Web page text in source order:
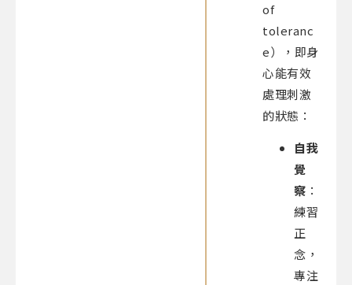
of
toleranc
e），即身
心能有效
處理刺激
的狀態：
自我
覺
察 ：
練習
正
念，
專注